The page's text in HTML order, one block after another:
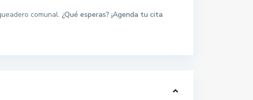
comunal. ¿Qué esperas? ¡Agenda tu cita